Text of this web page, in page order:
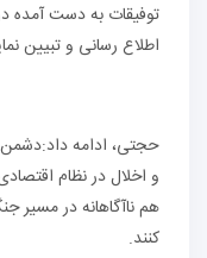
توفیقات به دست آمده
اطلاع رسانی و تبیین
حجتی، ادامه داد:دشمن
و اخلال در نظام
هم ناآگاهانه در
کنند.